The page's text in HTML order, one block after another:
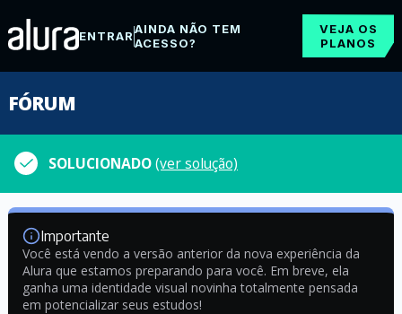
ENTRARAINDA NÃO TEM
ACESSO?
VEJA OS
PLANOS
FÓRUM
SOLUCIONADO(ver solução)
Importante
Você está vendo a versão anterior da nova experiência da
Alura que estamos preparando para você. Em breve, ela
ganha uma identidade visual novinha totalmente pensada
em potencializar seus estudos!